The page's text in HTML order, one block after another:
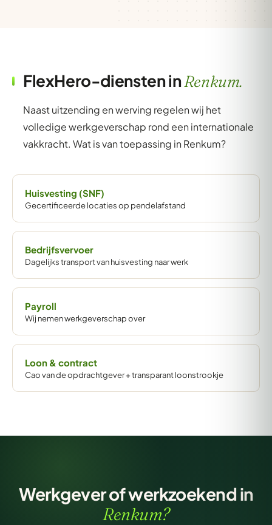
FlexHero-diensten inRenkum.
Naast uitzending en werving regelen wij het
volledige werkgeverschap rond een internationale
vakkracht. Wat is van toepassing in Renkum?
Huisvesting (SNF)
Gecertificeerde locaties op pendelafstand
Bedrijfsvervoer
Dagelijks transport van huisvesting naar werk
Payroll
Wij nemen werkgeverschap over
Loon & contract
Cao van de opdrachtgever + transparant loonstrookje
Werkgever of werkzoekend in
Renkum?